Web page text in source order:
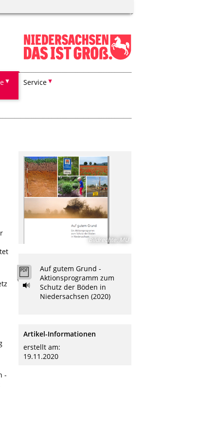
Service
-
Bildrechte: MU
Auf gutem Grund -
Aktionsprogramm zum
Schutz der Böden in
Niedersachsen (2020)
Artikel-Informationen
erstellt am:
19.11.2020